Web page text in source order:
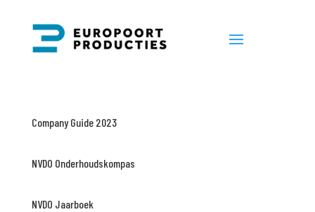
Company Guide 2023
NVDO Onderhoudskompas
NVDO Jaarboek